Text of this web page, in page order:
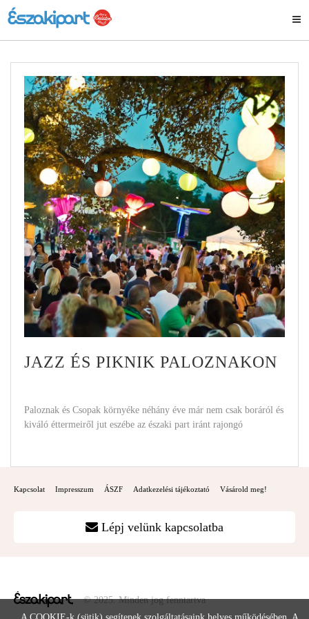
JAZZ ÉS PIKNIK PALOZNAKON
Paloznak és Csopak környéke néhány éve már nem csak boráról és
kiváló éttermeiről jut eszébe az északi part iránt rajongó
Kapcsolat Impresszum ÁSZF Adatkezelési tájékoztató Vásárold meg!
Lépj velünk kapcsolatba
© 2025. Minden jog fenntartva